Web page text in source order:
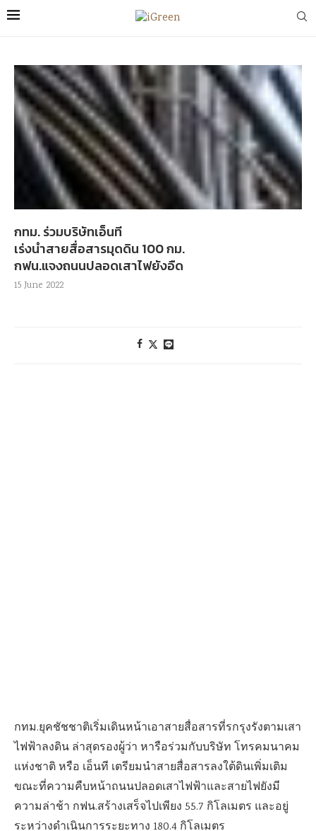
กทม. ร่วมบริษัทเอ็นที
เร่งนำสายสื่อสารมุดดิน 100 กม.
กฟน.แจงถนนปลอดเสาไฟยังอืด
15 June 2022
กทม.ยุคชัชชาติเริ่มเดินหน้าเอาสายสื่อสารที่รกรุงรังตามเสา
ไฟฟ้าลงดิน ล่าสุดรองผู้ว่า หารือร่วมกับบริษัท โทรคมนาคม
แห่งชาติ หรือ เอ็นที เตรียมนำสายสื่อสารลงใต้ดินเพิ่มเติม
ขณะที่ความคืบหน้าถนนปลอดเสาไฟฟ้าและสายไฟยังมี
ความล่าช้า กฟน.สร้างเสร็จไปเพียง 55.7 กิโลเมตร และอยู่
ระหว่างดำเนินการระยะทาง 180.4 กิโลเมตร